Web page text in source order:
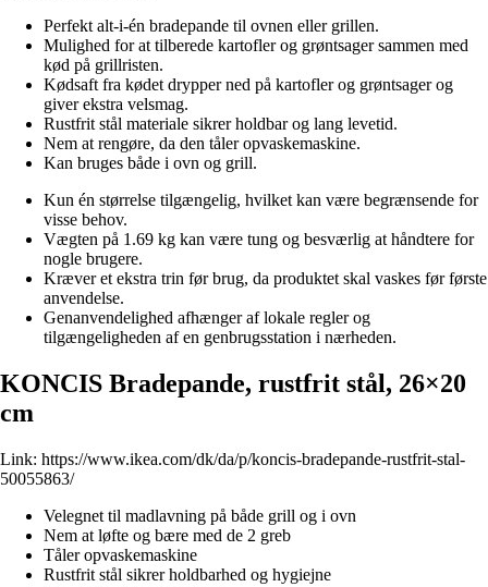
Perfekt alt-i-én bradepande til ovnen eller grillen.
Mulighed for at tilberede kartofler og grøntsager sammen med
kød på grillristen.
Kødsaft fra kødet drypper ned på kartofler og grøntsager og
giver ekstra velsmag.
Rustfrit stål materiale sikrer holdbar og lang levetid.
Nem at rengøre, da den tåler opvaskemaskine.
Kan bruges både i ovn og grill.
Kun én størrelse tilgængelig, hvilket kan være begrænsende for
visse behov.
Vægten på 1.69 kg kan være tung og besværlig at håndtere for
nogle brugere.
Kræver et ekstra trin før brug, da produktet skal vaskes før første
anvendelse.
Genanvendelighed afhænger af lokale regler og
tilgængeligheden af en genbrugsstation i nærheden.
KONCIS Bradepande, rustfrit stål, 26×20
cm
Link: https://www.ikea.com/dk/da/p/koncis-bradepande-rustfrit-stal-
50055863/
Velegnet til madlavning på både grill og i ovn
Nem at løfte og bære med de 2 greb
Tåler opvaskemaskine
Rustfrit stål sikrer holdbarhed og hygiejne